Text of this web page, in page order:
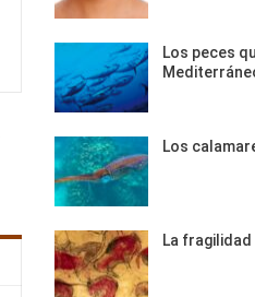
Los peces
Los
La